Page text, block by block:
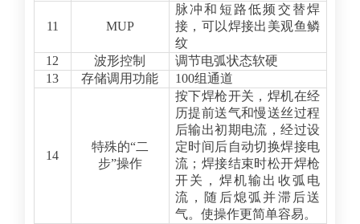
11 MUP
脉冲和短路低频交替焊
接，可以焊接出美观鱼鳞
纹
12
波形控制
调节电弧状态软硬
13
存储调用功能 100组通道
14
特殊的“二
步”操作
按下焊枪开关，焊机在经
历提前送气和慢送丝过程
后输出初期电流，经过设
定时间后自动切换焊接电
流；焊接结束时松开焊枪
开关，焊机输出收弧电
流，随后熄弧并滞后送
气。使操作更简单容易。